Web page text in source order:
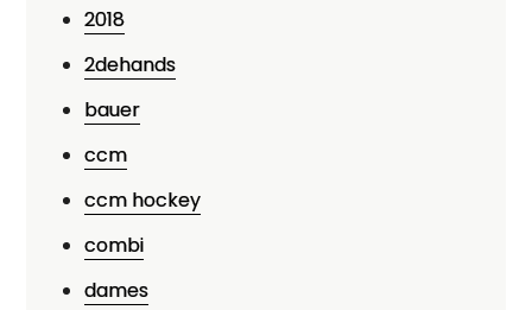
2018
2dehands
bauer
ccm
ccm hockey
combi
dames